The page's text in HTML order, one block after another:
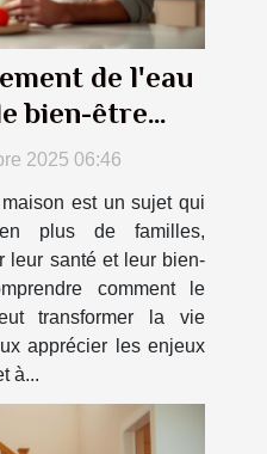
de l'eau
bien-être
2025 06:46
est un sujet qui
plus de familles,
leur santé et leur bien-
comment le
transformer la vie
apprécier les enjeux
à...